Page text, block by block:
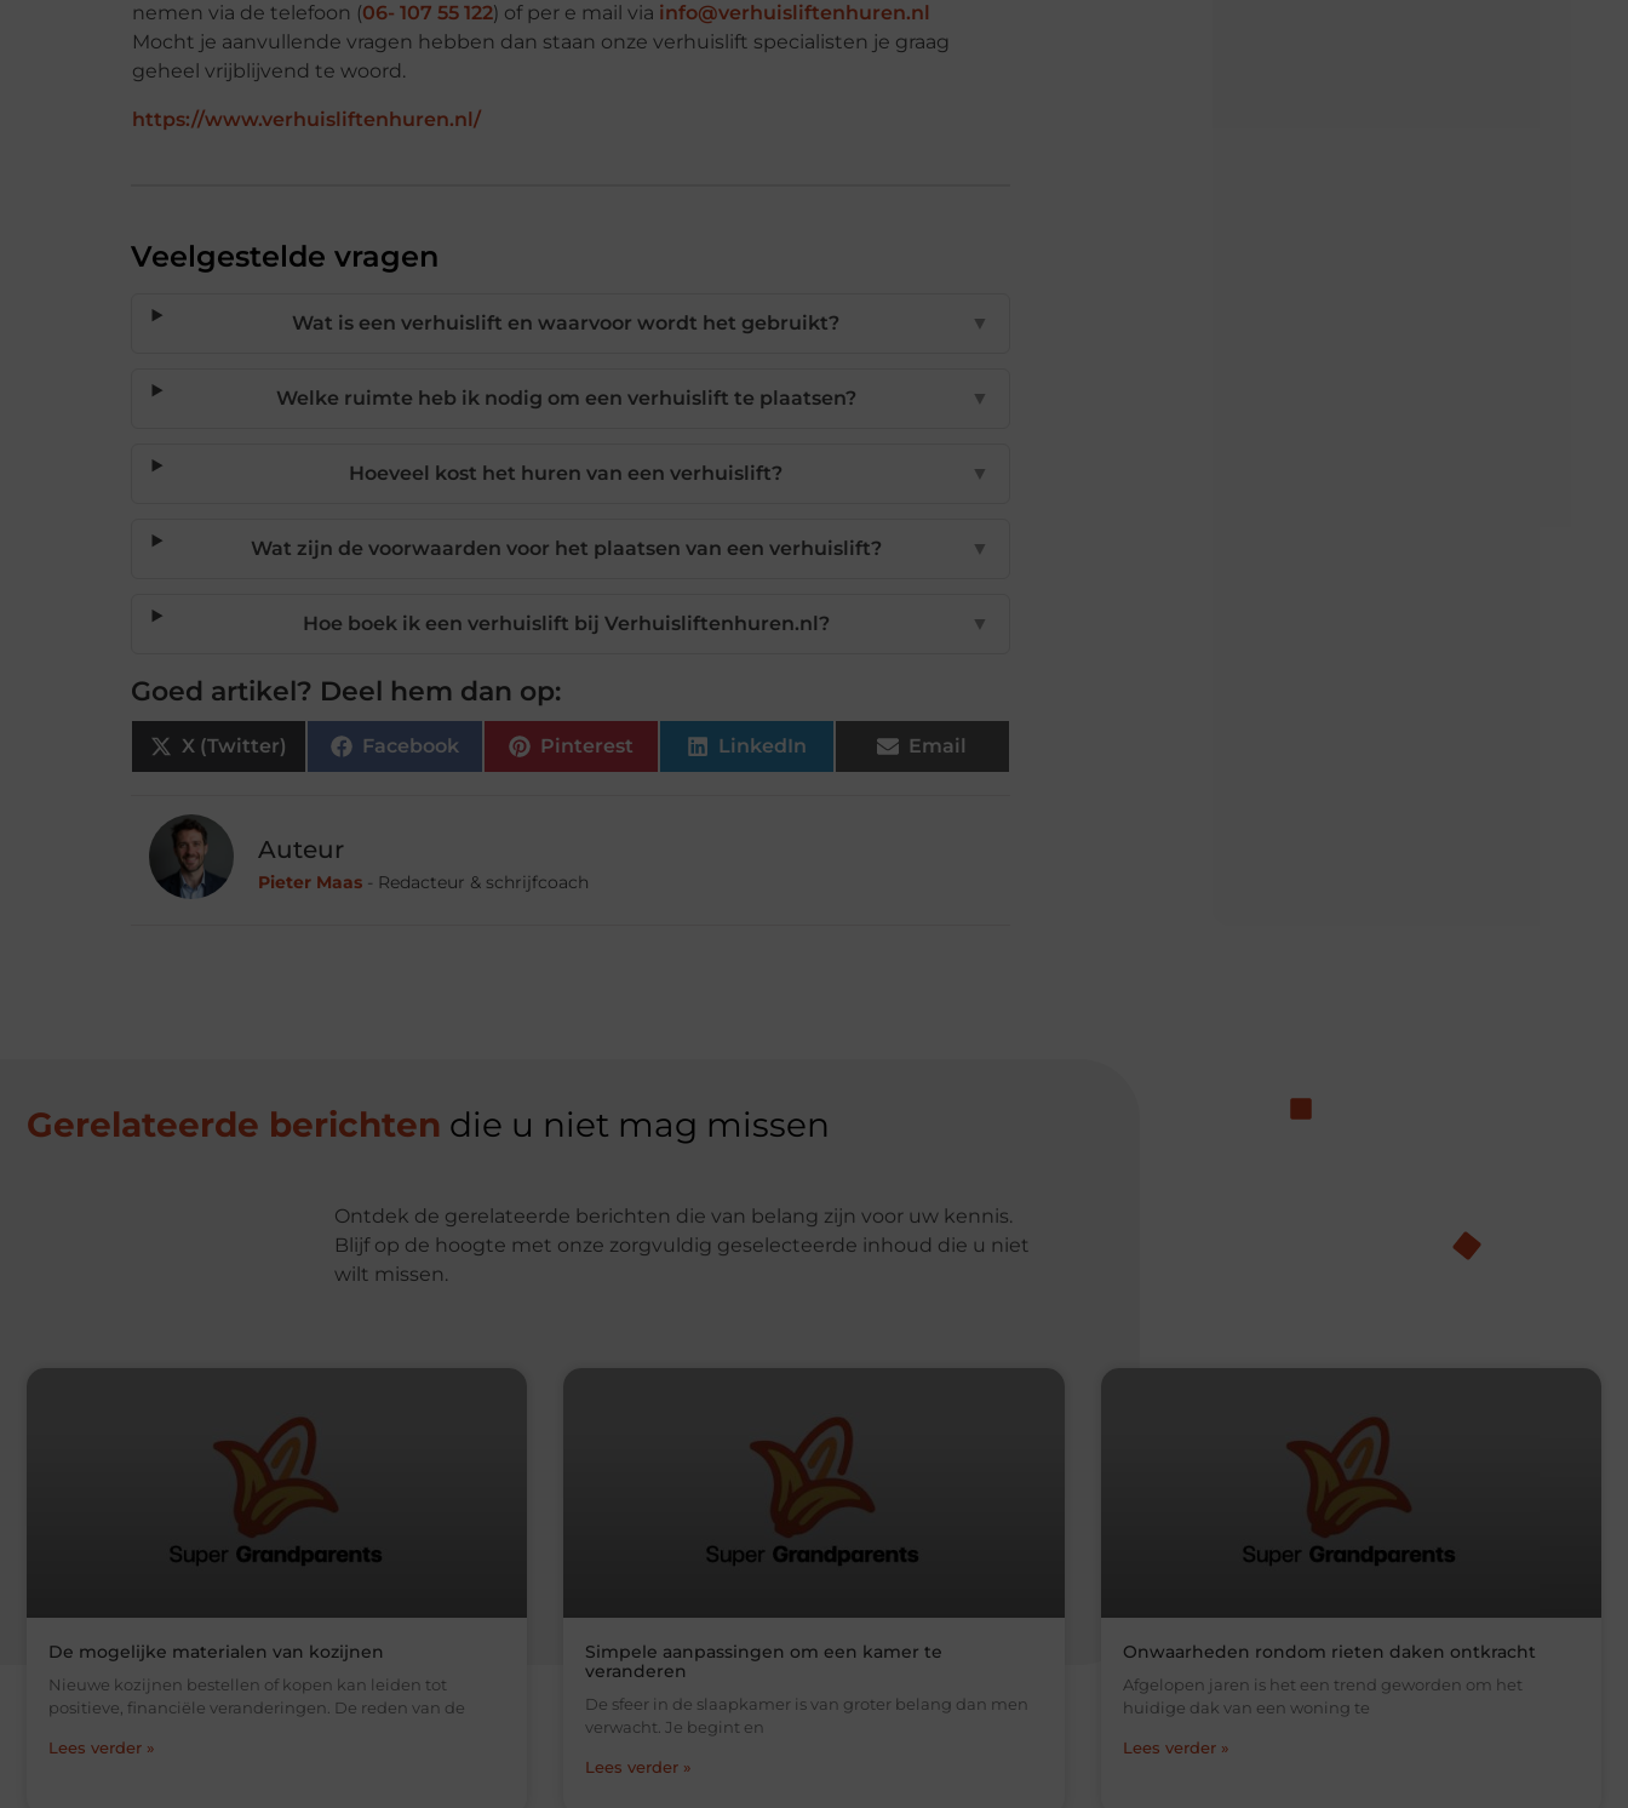
nemen via de telefoon (06- 107 55 122) of per e mail via info@verhuisliftenhuren.nl
Mocht je aanvullende vragen hebben dan staan onze verhuislift specialisten je graag
geheel vrijblijvend te woord.
https://www.verhuisliftenhuren.nl/
Veelgestelde vragen
Wat is een verhuislift en waarvoor wordt het gebruikt? ▼
Welke ruimte heb ik nodig om een verhuislift te plaatsen? ▼
Hoeveel kost het huren van een verhuislift? ▼
Wat zijn de voorwaarden voor het plaatsen van een verhuislift? ▼
Hoe boek ik een verhuislift bij Verhuisliftenhuren.nl? ▼
Goed artikel? Deel hem dan op:
X (Twitter) Facebook Pinterest LinkedIn Email
Auteur
Pieter Maas - Redacteur & schrijfcoach
Gerelateerde berichten die u niet mag missen
Ontdek de gerelateerde berichten die van belang zijn voor uw kennis.
Blijf op de hoogte met onze zorgvuldig geselecteerde inhoud die u niet
wilt missen.
De mogelijke materialen van kozijnen
Nieuwe kozijnen bestellen of kopen kan leiden tot
positieve, financiële veranderingen. De reden van de
Lees verder »
Simpele aanpassingen om een kamer te
veranderen
De sfeer in de slaapkamer is van groter belang dan men
verwacht. Je begint en
Lees verder »
Onwaarheden rondom rieten daken ontkracht
Afgelopen jaren is het een trend geworden om het
huidige dak van een woning te
Lees verder »